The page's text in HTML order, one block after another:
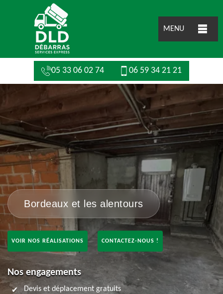
MENU
05 33 06 02 74 06 59 34 21 21
Bordeaux et les alentours
VOIR NOS RÉALISATIONS CONTACTEZ-NOUS !
Nos engagements
Devis et déplacement gratuits